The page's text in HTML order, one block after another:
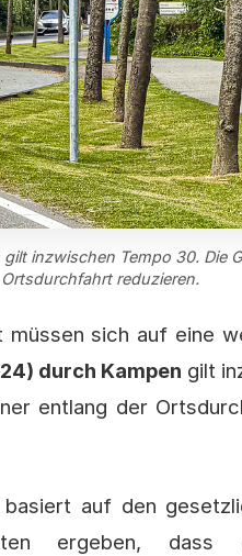
inzwischen Tempo 30. Die
reduzieren.
sich auf eine
durch Kampen gilt
entlang der
auf den
ergeben,